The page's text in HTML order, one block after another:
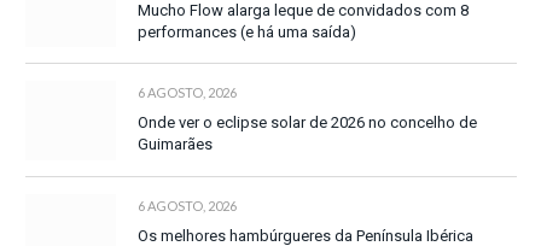
Mucho Flow alarga leque de convidados com 8
performances (e há uma saída)
6 AGOSTO, 2026
Onde ver o eclipse solar de 2026 no concelho de
Guimarães
6 AGOSTO, 2026
Os melhores hambúrgueres da Península Ibérica